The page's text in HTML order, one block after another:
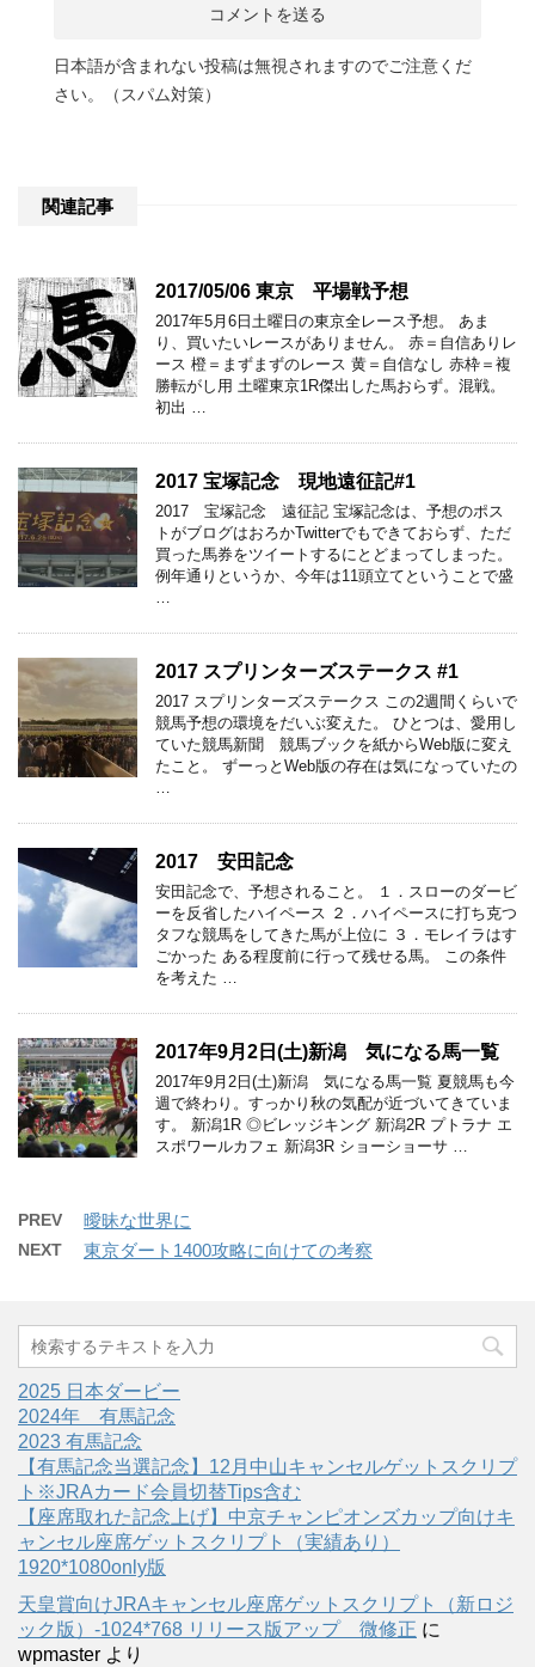
日本語が含まれない投稿は無視されますのでご注意くだ
さい。（スパム対策）
関連記事
2017/05/06 東京 平場戦予想
2017年5月6日土曜日の東京全レース予想。 あま
り、買いたいレースがありません。 赤＝自信ありレ
ース 橙＝まずまずのレース 黄＝自信なし 赤枠＝複
勝転がし用 土曜東京1R傑出した馬おらず。混戦。
初出 …
2017 宝塚記念 現地遠征記#1
2017 宝塚記念 遠征記 宝塚記念は、予想のポス
トがブログはおろかTwitterでもできておらず、ただ
買った馬券をツイートするにとどまってしまった。
例年通りというか、今年は11頭立てということで盛
2017 スプリンターズステークス #1
2017 スプリンターズステークス この2週間くらいで
競馬予想の環境をだいぶ変えた。 ひとつは、愛用し
ていた競馬新聞 競馬ブックを紙からWeb版に変え
たこと。 ずーっとWeb版の存在は気になっていたの
2017 安田記念
安田記念で、予想されること。 １．スローのダービ
ーを反省したハイペース ２．ハイペースに打ち克つ
タフな競馬をしてきた馬が上位に ３．モレイラはす
ごかった ある程度前に行って残せる馬。 この条件
を考えた …
2017年9月2日(土)新潟 気になる馬一覧
2017年9月2日(土)新潟 気になる馬一覧 夏競馬も今
週で終わり。すっかり秋の気配が近づいてきていま
す。 新潟1R ◎ビレッジキング 新潟2R プトラナ エ
スポワールカフェ 新潟3R ショーショーサ …
PREV 曖昧な世界に
NEXT 東京ダート1400攻略に向けての考察
2025 日本ダービー
2024年 有馬記念
2023 有馬記念
【有馬記念当選記念】12月中山キャンセルゲットスクリプ
ト※JRAカード会員切替Tips含む
【座席取れた記念上げ】中京チャンピオンズカップ向けキ
ャンセル座席ゲットスクリプト（実績あり）
1920*1080only版
天皇賞向けJRAキャンセル座席ゲットスクリプト（新ロジ
ック版）-1024*768 リリース版アップ 微修正 に
wpmaster より